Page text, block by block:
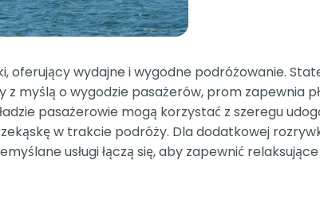
wydajne i wygodne podróżowanie.
myślą o wygodzie pasażerów, prom zapewnia
pasażerowie mogą korzystać z szeregu
w trakcie podróży. Dla dodatkowej
usługi łączą się, aby zapewnić